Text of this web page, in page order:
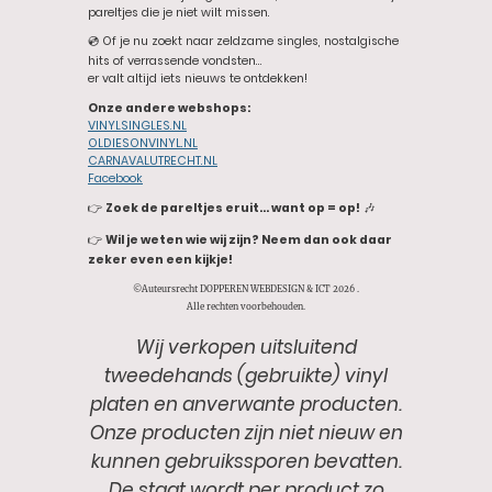
pareltjes die je niet wilt missen.
💿 Of je nu zoekt naar zeldzame singles, nostalgische
hits of verrassende vondsten…
er valt altijd iets nieuws te ontdekken!
Onze andere webshops:
VINYLSINGLES.NL
OLDIESONVINYL.NL
CARNAVALUTRECHT.NL
Facebook
👉 Zoek de pareltjes eruit… want op = op! 🎶
👉 Wil je weten wie wij zijn? Neem dan ook daar
zeker even een kijkje!
©Auteursrecht DOPPEREN WEBDESIGN & ICT 2026 .
Alle rechten voorbehouden.
Wij verkopen uitsluitend
tweedehands (gebruikte) vinyl
platen en anverwante producten.
Onze producten zijn niet nieuw en
kunnen gebruikssporen bevatten.